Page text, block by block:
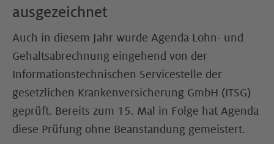
ausgezeichnet
Auch in diesem Jahr wurde Agenda Lohn- und
Gehaltsabrechnung eingehend von der
Informationstechnischen Servicestelle der
gesetzlichen Krankenversicherung GmbH (ITSG)
geprüft. Bereits zum 15. Mal in Folge hat Agenda
diese Prüfung ohne Beanstandung gemeistert.